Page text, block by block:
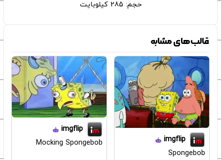
حجم: 285 کیلوبایت
قالب‌های مشابه
imgflip
Spongebob
imgflip
Mocking Spongebob